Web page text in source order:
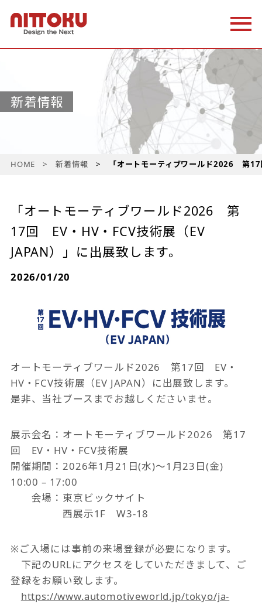
新着情報
HOME 新着情報 「オートモーティブワールド2026 第
「オートモーティブワールド2026 第
17回 EV・HV・FCV技術展（EV
JAPAN）」に出展致します。
2026/01/20
オートモーティブワールド2026 第17回 EV・
HV・FCV技術展（EV JAPAN）に出展致します。
是非、当社ブースまでお越しくださいませ。
展示会名：オートモーティブワールド2026 第17
回 EV・HV・FCV技術展
開催期間：2026年1月21日(水)〜1月23日(金)
10:00 – 17:00
会場：東京ビックサイト
西展示1F W3-18
※ご入場には事前の来場登録が必要になります。
下記のURLにアクセスをしていただきまして、ご
登録をお願い致します。
https://www.automotiveworld.jp/tokyo/ja-